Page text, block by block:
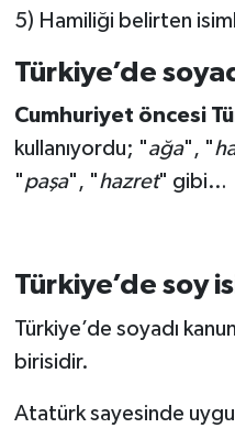
5) Hamiliği belirten
Türkiye’de
Cumhuriyet öncesi
kullanıyordu; "ağa", "
"paşa", "hazret" gibi…
Türkiye’de soy
Türkiye’de soyadı
birisidir.
Atatürk sayesinde